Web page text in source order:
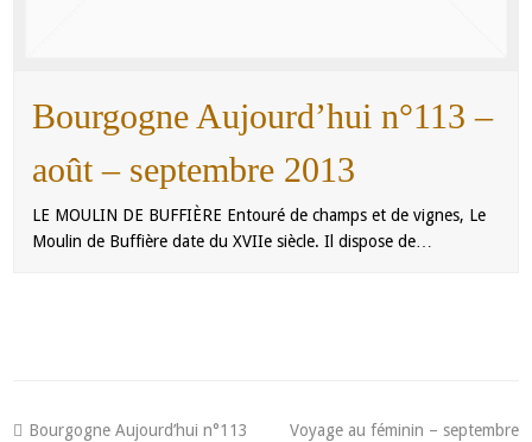
Bourgogne Aujourd’hui n°113 –
août – septembre 2013
LE MOULIN DE BUFFIÈRE Entouré de champs et de vignes, Le
Moulin de Buffière date du XVIIe siècle. Il dispose de…
Bourgogne Aujourd’hui n°113 Voyage au féminin – septembre